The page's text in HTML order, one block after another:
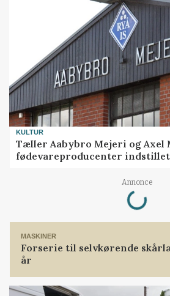
KULTUR
Tæller Aabybro Mejeri og Axel
fødevareproducenter
Annonce
Loading...
MASKINER
Forserie til selvkørende
år